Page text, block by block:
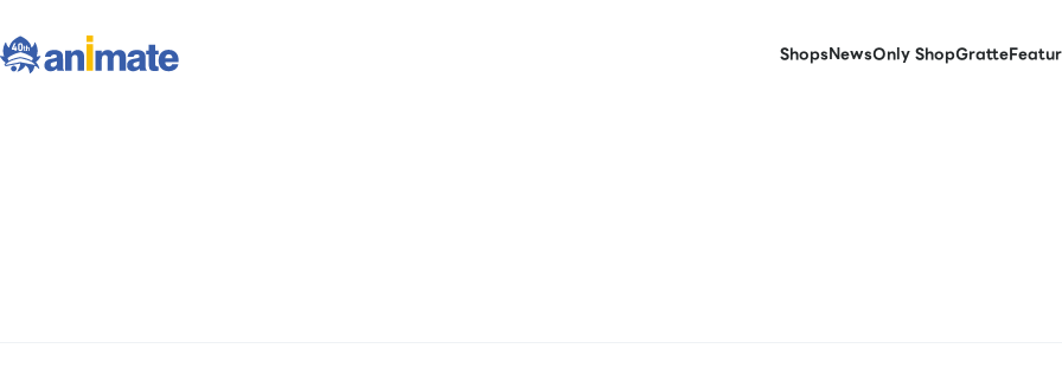
ShopsNewsOnly ShopGratte